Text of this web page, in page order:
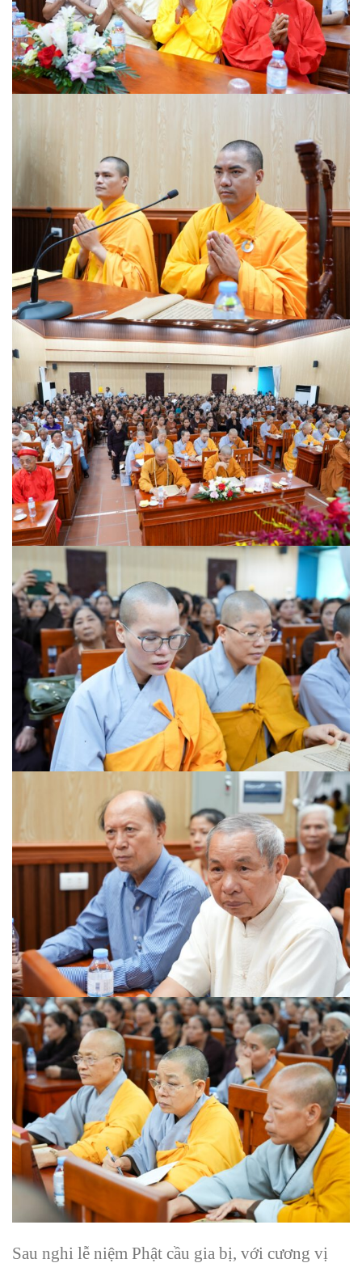
Sau nghi lễ niệm Phật cầu gia bị, với cương vị